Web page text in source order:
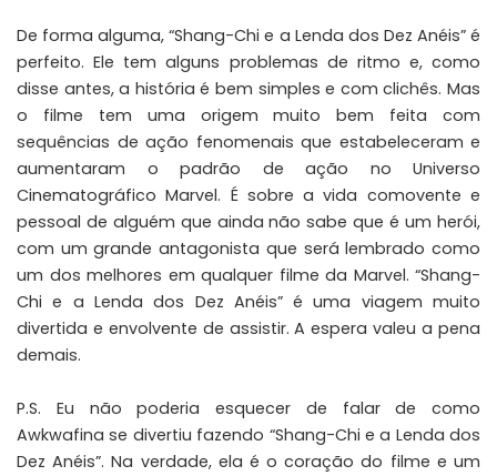
De forma alguma, “Shang-Chi e a Lenda dos Dez Anéis” é
perfeito. Ele tem alguns problemas de ritmo e, como
disse antes, a história é bem simples e com clichês. Mas
o filme tem uma origem muito bem feita com
sequências de ação fenomenais que estabeleceram e
aumentaram o padrão de ação no Universo
Cinematográfico Marvel. É sobre a vida comovente e
pessoal de alguém que ainda não sabe que é um herói,
com um grande antagonista que será lembrado como
um dos melhores em qualquer filme da Marvel. “Shang-
Chi e a Lenda dos Dez Anéis” é uma viagem muito
divertida e envolvente de assistir. A espera valeu a pena
demais.
P.S. Eu não poderia esquecer de falar de como
Awkwafina se divertiu fazendo “Shang-Chi e a Lenda dos
Dez Anéis”. Na verdade, ela é o coração do filme e um